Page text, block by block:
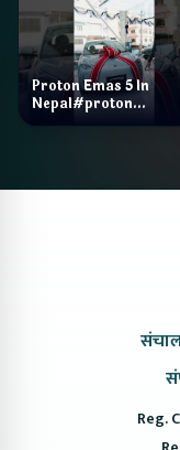
Proton Emas 5 In
Nepal#proton
Reg.